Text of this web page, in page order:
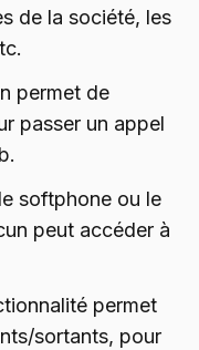
de la société, les
permet de
passer un appel
softphone ou le
peut accéder à
permet
sortants, pour